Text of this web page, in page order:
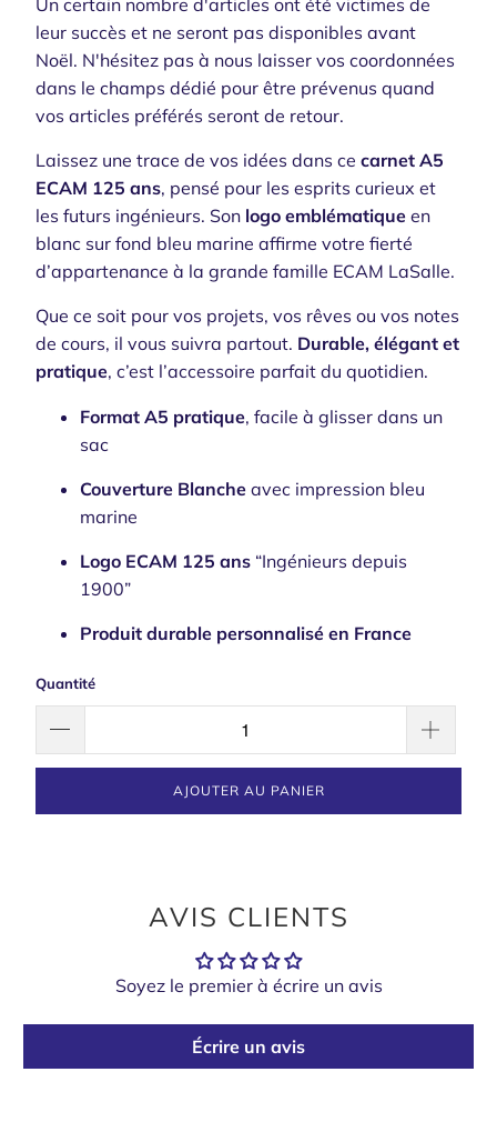
Un certain nombre d'articles ont été victimes de
leur succès et ne seront pas disponibles avant
Noël. N'hésitez pas à nous laisser vos coordonnées
dans le champs dédié pour être prévenus quand
vos articles préférés seront de retour.
Laissez une trace de vos idées dans ce carnet A5
ECAM 125 ans, pensé pour les esprits curieux et
les futurs ingénieurs. Son logo emblématiqueen
blanc sur fond bleu marine affirme votre fierté
d’appartenance à la grande famille ECAM LaSalle.
Que ce soit pour vos projets, vos rêves ou vos notes
de cours, il vous suivra partout. Durable, élégant et
pratique, c’est l’accessoire parfait du quotidien.
Format A5 pratique, facile à glisser dans un
sac
Couverture Blancheavec impression bleu
marine
Logo ECAM 125 ans“Ingénieurs depuis
1900”
Produit durable personnalisé en France
Quantité
AJOUTER AU PANIER
AVIS CLIENTS
Soyez le premier à écrire un avis
Écrire un avis